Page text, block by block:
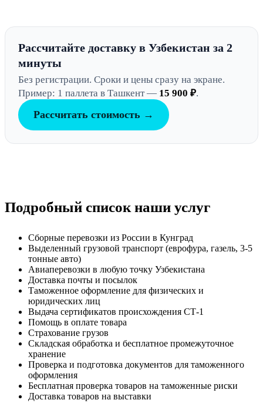
Рассчитайте доставку в Узбекистан за 2
минуты
Без регистрации. Сроки и цены сразу на экране.
Пример: 1 паллета в Ташкент — 15 900 ₽.
Рассчитать стоимость →
Подробный список наши услуг
Сборные перевозки из России в Кунград
Выделенный грузовой транспорт (еврофура, газель, 3-5
тонные авто)
Авиаперевозки в любую точку Узбекистана
Доставка почты и посылок
Таможенное оформление для физических и
юридических лиц
Выдача сертификатов происхождения СТ-1
Помощь в оплате товара
Страхование грузов
Складская обработка и бесплатное промежуточное
хранение
Проверка и подготовка документов для таможенного
оформления
Бесплатная проверка товаров на таможенные риски
Доставка товаров на выставки